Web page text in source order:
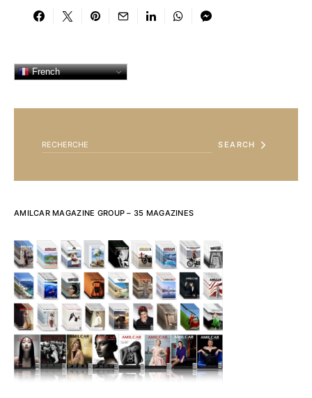
French
SEARCH
AMILCAR MAGAZINE GROUP – 35 MAGAZINES